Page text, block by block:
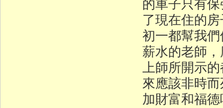
了現在住的
初一都幫我
薪水的老師
上師所開示
來應該非時
加財富和福